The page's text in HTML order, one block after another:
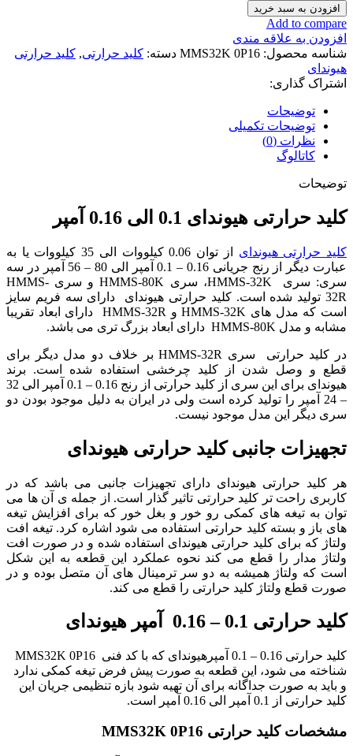
افزودن به سبد خرید
Add to compare
افزودن به علاقه مندی
شناسه محصول: MMS32K 0P16 دسته: کلید حرارتی, کلید حرارتی
هیوندای
اشتراک گذاری:
توضیحات
توضیحات تکمیلی
نظرات (0)
کاتالوگ
توضیحات
کلید حرارتی هیوندای 0.1 الی 0.16 آمپر
کلید حرارتی هیوندای
از توان 0.06 کیلووات الی 35 کیلووات یا به
عبارت دیگر از رنج جریانی 0.16 – 0.1 آمپر الی 80 – 56 آمپر در سه
سری: سری HMMS-32K، سری HMMS-80K و سری HMMS-
32R تولید شده است. کلید حرارتی هیوندای دارای سه فریم سایز
است که مدل های HMMS-32K و HMMS-32R دارای ابعاد تقریبا
مشابه و مدل HMMS-80K دارای ابعاد بزرگ تری می باشد.
در کلید حرارتی سری HMMS-32R بر خلاف دو مدل دیگر برای
قطع و وصل شدن از کلید چرخشی استفاده شده است. برند
هیوندای برای این سری از کلید حرارتی از رنج 0.16 – 0.1 آمپر الی 32
– 24 آمپر را تولید کرده است ولی در ایران به دلیل موجود بودن دو
سری دیگر این مدل موجود نیست.
تجهیزات جانبی کلید حرارتی هیوندای
هر کلید حرارتی هیوندای دارای تجهیزات جانبی می باشد که در
کاربری راحت تر کلید حرارتی تاثیر گذار است. از جمله ی آن ها می
توان به تیغه های کمکی رو خور و بغل خور که برای افزایش تیغه
های باز و بسته کلید حرارتی استفاده می شود اشاره کرد. تیغه افت
ولتاژ که برای کلید حرارتی هیوندای استفاده شده و در صورت افت
ولتاژ مدار را قطع می کند نحوه عملکرد این قطعه به این شکل
است که ولتاژ همیشه به دو سر ترمینال های آن متصل بوده و در
صورت قطع ولتاژ کلید حرارتی را قطع می کند.
کلید حرارتی 0.1 – 0.16 آمپر هیوندای
کلید حرارتی 0.16 – 0.1 آمپرهیوندای که با کد فنی MMS32K 0P16
شناخته می شود، این قطعه به صورت پیش فرض تیغه کمکی ندارد
و باید به صورت جداگانه برای آن تهیه شود بازه تنظیمی جریان این
کلید حرارتی از 0.1 آمپر الی 0.16 آمپر است.
مشخصات کلید حرارتی MMS32K 0P16